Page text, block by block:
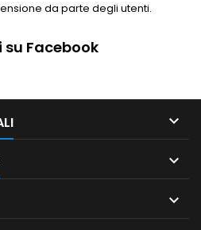
da parte degli utenti.
su Facebook


